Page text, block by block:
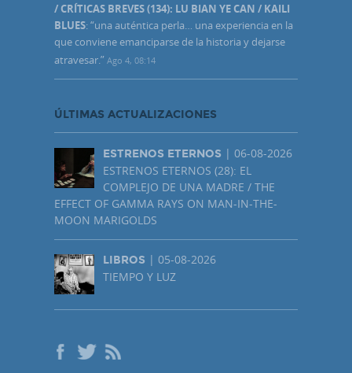
/ CRÍTICAS BREVES (134): LU BIAN YE CAN / KAILI
BLUES: “una auténtica perla… una experiencia en la
que conviene emanciparse de la historia y dejarse
atravesar.” Ago 4, 08:14
ÚLTIMAS ACTUALIZACIONES
ESTRENOS ETERNOS | 06-08-2026
ESTRENOS ETERNOS (28): EL
COMPLEJO DE UNA MADRE / THE
EFFECT OF GAMMA RAYS ON MAN-IN-THE-
MOON MARIGOLDS
LIBROS | 05-08-2026
TIEMPO Y LUZ